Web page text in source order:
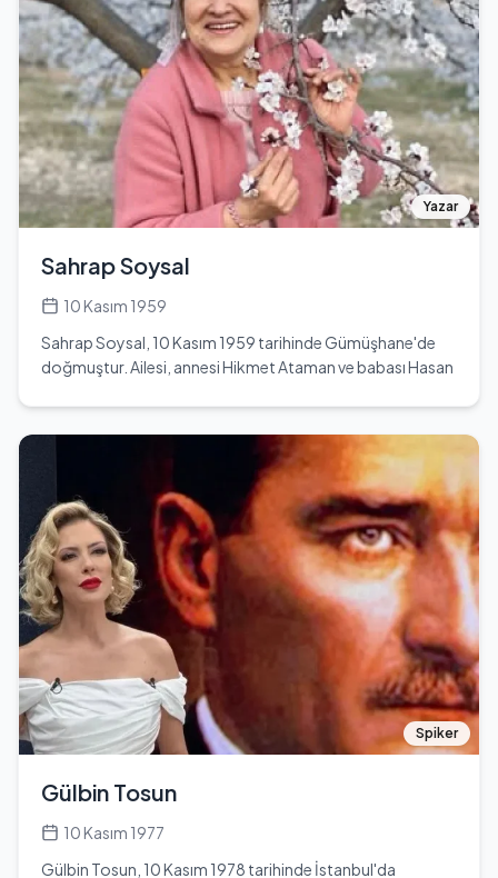
sezonunda Galatasaray’ın Şampiyon Kulüpler Kupası'nda
yarı finale yükselmesinde kilit rol oynamış, Neuchatel,
Xamax ve Monaco gibi takımlara karşı attığı gollerle adını
futbol tarihine altın harflerle yazdırmıştır. 1990-1991
sezonunda dördüncü kez gol kralı unvanını kazanarak
kariyerinin zirvesine ulaşmış; bu başarıları, onu Türk
futbolunun sembol ismi haline getirmiştir. 1991 yılında
Fenerbahçe’ye transfer olan Çolak, burada da göz
dolduran bir performans sergilemiş ve 1992-1993
sezonunda beşinci gol kralı unvanını kazanarak
başarılarına bir yenisini eklemiştir. Ancak 1994 yılında
yaşadığı mahkeme süreci, kariyerinin seyrini olumsuz
etkilemiş ve hapis cezası almasına neden olmuştur.
Üsküp’te yakalanarak Türkiye’ye geri getirilmiştir. Milli
takım formasıyla 31 kez sahaya çıkan Tanju Çolak, bu
maçlarda 9 gol atarak Türk futboluna katkı sağlamıştır.
spor tarihinde bıraktığı kalıcı izlerin en önemlilerindendir.
Futbolculuk kariyerini tamamladıktan sonra teknik
direktörlük yapmış ve spor yorumcusu olarak medyada
yer almayı sürdürmüştür. 2011 yılında Siirtspor Kulübü
başkanlığına seçilmesi, onun spor camiasındaki etkisini bir
kez daha göstermiştir. Aysu Çolak ile 1983 yılında bir ömür
boyu sürecek bir yolculuğa çıkan Tanju Çolak’ın, Anıl
Çolak adında bir oğlu ve bir kızı bulunmaktadır. Ayrıca,
Hülya Avşar ile yaşadığı ilişki, zaman zaman magazin
dünyasında gündem olmuştur. Tanju Çolak, futbol
kariyerinin yanı sıra, yaşamı boyunca birçok insanın
kalbinde yer edinmiş bir isim olarak anılmaktadır.
Yazar
Sahrap Soysal
10 Kasım 1959
Sahrap Soysal, 10 Kasım 1959 tarihinde Gümüşhane'de
doğmuştur. Ailesi, annesi Hikmet Ataman ve babası Hasan
etmiş ve 1983 yılında kimyager olarak mezun olmuştur.
Mezuniyetinin ardından 1983-1998 yılları arasında
Ankara'da çeşitli şirketlerde yönetici olarak çalışmıştır.
1999 yılında ikiz çocuk sahibi olduktan sonra, çocuklarına
daha fazla zaman ayırmak için işinden ayrılmıştır. Yemek
yapma tutkusunu keşfettikten sonra, bir rastlantı sonucu
televizyon dünyasına adım atmıştır. Yemek programları
yapmaya başlamış ve bu alanda kendine özgü bir stil
geliştirmiştir. 2000-2003 yılları arasında Kanal D'de
'Mutfakta Keyif' adlı programı sunmuştur. 2004 yılında 'Bir
Yemek Masalı' adlı kitabı ile İsveç'ten 'Gourmand Best
Local Cookbook in The World' ödülünü kazanmıştır.
2008 yılında ise 'Derviş Sofraları' kitabı Frankfurt Kitap
Fuarı'nda 'Best Historical Cuisine' ödülüne layık
görülmüştür. Sahrap Soysal, günümüzde televizyon
programlarının yanı sıra Hürriyet, Milliyet, Posta gazeteleri
ile Seninle dergisinde yemek konusunda yayın
danışmanlığı ve editörlük yapmaktadır. Ayrıca Kanal D'de
Spiker
Gülbin Tosun
10 Kasım 1977
Gülbin Tosun, 10 Kasım 1978 tarihinde İstanbul'da